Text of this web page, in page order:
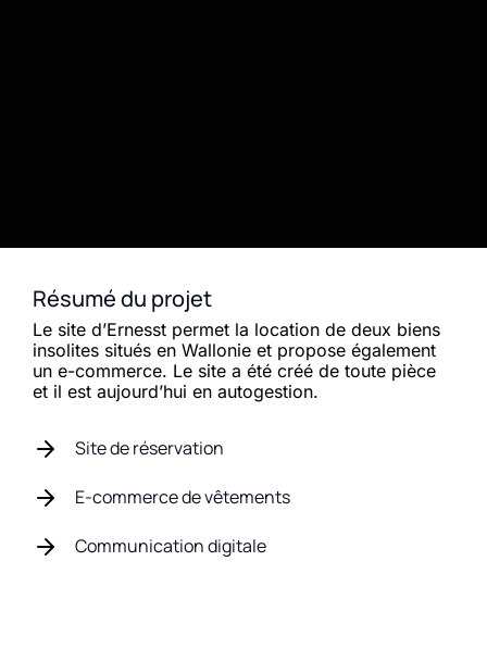
Résumé du projet
Le site d’Ernesst permet la location de deux biens
insolites situés en Wallonie et propose également
un e-commerce. Le site a été créé de toute pièce
et il est aujourd’hui en autogestion.
Site de réservation
E-commerce de vêtements
Communication digitale